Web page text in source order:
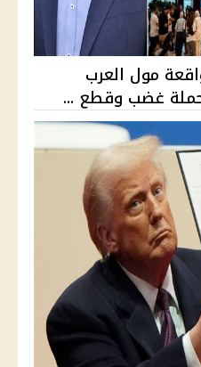
مول العرب
غضب وقطع ...